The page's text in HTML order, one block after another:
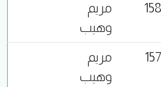
158
مريم
وهيب
157
مريم
وهيب